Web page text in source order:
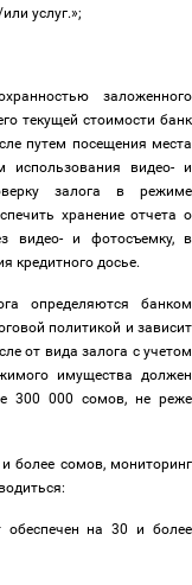
услуг.»;
заложенного
текущей стоимости банк
путем посещения места
использования видео- и
залога в режиме
хранение отчета о
видео- и фотосъемку, в
кредитного досье.
определяются банком
политикой и зависит
от вида залога с учетом
имущества должен
300 000 сомов, не реже
более сомов, мониторинг
обеспечен на 30 и более